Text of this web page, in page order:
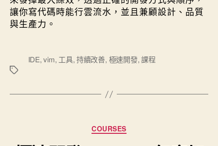
讓你寫代碼時能行雲流水，並且兼顧設計、品質
與生產力。
IDE,vim, 工具,持續改善, 極速開發,課程
COURSES